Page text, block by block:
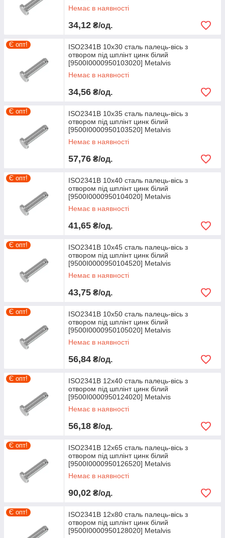
Немає в наявності
34,12 ₴/од.
Є опт!
ISO2341B 10х30 сталь палець-вісь з
отвором під шплінт цинк білий
[9500I0000950103020] Metalvis
Немає в наявності
34,56 ₴/од.
Є опт!
ISO2341B 10х35 сталь палець-вісь з
отвором під шплінт цинк білий
[9500I0000950103520] Metalvis
Немає в наявності
57,76 ₴/од.
Є опт!
ISO2341B 10х40 сталь палець-вісь з
отвором під шплінт цинк білий
[9500I0000950104020] Metalvis
Немає в наявності
41,65 ₴/од.
Є опт!
ISO2341B 10х45 сталь палець-вісь з
отвором під шплінт цинк білий
[9500I0000950104520] Metalvis
Немає в наявності
43,75 ₴/од.
Є опт!
ISO2341B 10х50 сталь палець-вісь з
отвором під шплінт цинк білий
[9500I0000950105020] Metalvis
Немає в наявності
56,84 ₴/од.
Є опт!
ISO2341B 12х40 сталь палець-вісь з
отвором під шплінт цинк білий
[9500I0000950124020] Metalvis
Немає в наявності
56,18 ₴/од.
Є опт!
ISO2341B 12х65 сталь палець-вісь з
отвором під шплінт цинк білий
[9500I0000950126520] Metalvis
Немає в наявності
90,02 ₴/од.
Є опт!
ISO2341B 12х80 сталь палець-вісь з
отвором під шплінт цинк білий
[9500I0000950128020] Metalvis